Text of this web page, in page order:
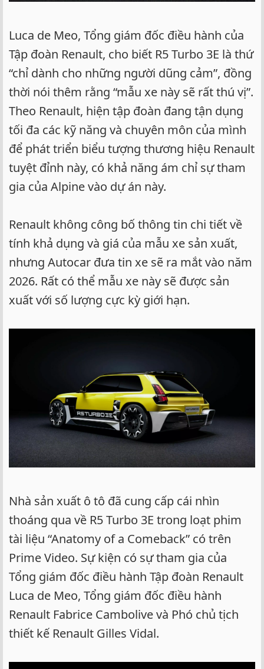
Luca de Meo, Tổng giám đốc điều hành của
Tập đoàn Renault, cho biết R5 Turbo 3E là thứ
“chỉ dành cho những người dũng cảm”, đồng
thời nói thêm rằng “mẫu xe này sẽ rất thú vị”.
Theo Renault, hiện tập đoàn đang tận dụng
tối đa các kỹ năng và chuyên môn của mình
để phát triển biểu tượng thương hiệu Renault
tuyệt đỉnh này, có khả năng ám chỉ sự tham
gia của Alpine vào dự án này.
Renault không công bố thông tin chi tiết về
tính khả dụng và giá của mẫu xe sản xuất,
nhưng Autocar đưa tin xe sẽ ra mắt vào năm
2026. Rất có thể mẫu xe này sẽ được sản
xuất với số lượng cực kỳ giới hạn.
Nhà sản xuất ô tô đã cung cấp cái nhìn
thoáng qua về R5 Turbo 3E trong loạt phim
tài liệu “Anatomy of a Comeback” có trên
Prime Video. Sự kiện có sự tham gia của
Tổng giám đốc điều hành Tập đoàn Renault
Luca de Meo, Tổng giám đốc điều hành
Renault Fabrice Cambolive và Phó chủ tịch
thiết kế Renault Gilles Vidal.